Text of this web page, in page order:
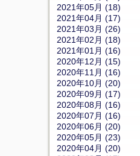
2021年05月 (18)
2021年04月 (17)
2021年03月 (26)
2021年02月 (18)
2021年01月 (16)
2020年12月 (15)
2020年11月 (16)
2020年10月 (20)
2020年09月 (17)
2020年08月 (16)
2020年07月 (16)
2020年06月 (20)
2020年05月 (23)
2020年04月 (20)